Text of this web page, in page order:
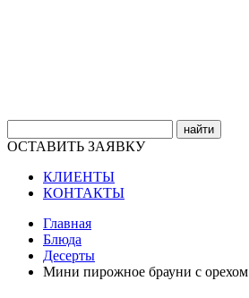
найти
ОСТАВИТЬ ЗАЯВКУ
КЛИЕНТЫ
КОНТАКТЫ
Главная
Блюда
Десерты
Мини пирожное брауни с орехом